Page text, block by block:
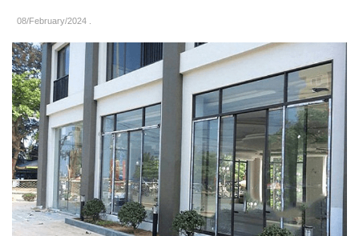
08/February/2024 .